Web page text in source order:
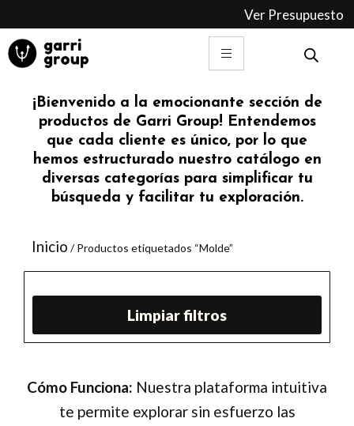
contenido
Ver Presupuesto
¡Bienvenido a la emocionante sección de
productos de Garri Group! Entendemos
que cada cliente es único, por lo que
hemos estructurado nuestro catálogo en
diversas categorías para simplificar tu
búsqueda y facilitar tu exploración.
Inicio / Productos etiquetados “Molde”
Limpiar filtros
Cómo Funciona: Nuestra plataforma intuitiva
te permite explorar sin esfuerzo las